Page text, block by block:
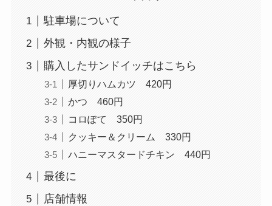
駐車場について
外観・内観の様子
購入したサンドイッチはこちら
厚切りハムカツ 420円
かつ 460円
コロぽて 350円
クッキー＆クリーム 330円
ハニーマスタードチキン 440円
最後に
店舗情報